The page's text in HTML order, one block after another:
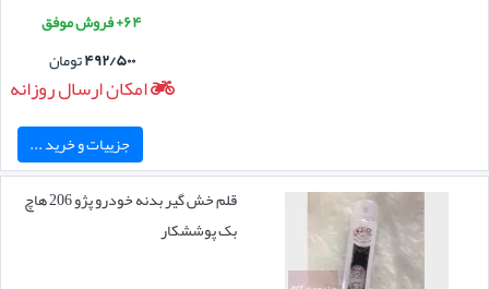
۶۴+ فروش موفق
۴۹۲/۵۰۰تومان
امکان ارسال روزانه
جزییات و خرید ...
قلم خش گیر بدنه خودرو پژو 206 هاچ
بک پوششکار